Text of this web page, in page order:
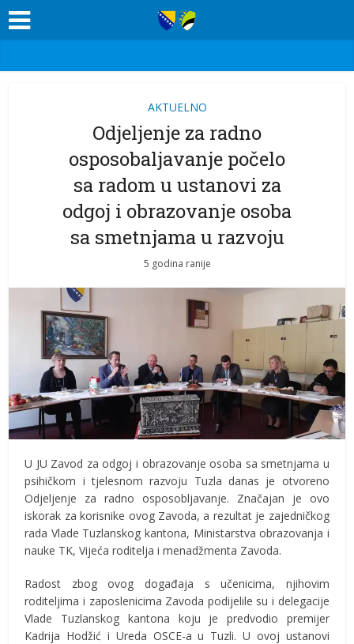
AKTUELNO
Odjeljenje za radno
osposobaljavanje počelo
sa radom u ustanovi za
odgoj i obrazovanje osoba
sa smetnjama u razvoju
5 godina ranije
U JU Zavod za odgoj i obrazovanje osoba sa smetnjama u
psihičkom i tjelesnom razvoju Tuzla danas je otvoreno
Odjeljenje za radno osposobljavanje. Značajan je ovo
iskorak za korisnike ovog Zavoda, a rezultat je zajedničkog
rada Vlade Tuzlanskog kantona, Ministarstva obrazovanja i
nauke TK, Vijeća roditelja i menadžmenta Zavoda.
Radost zbog ovog događaja s učenicima, njihovim
roditeljima i zaposlenicima Zavoda podijelile su i delegacije
Vlade Tuzlanskog kantona koju je predvodio premijer
Kadrija Hodžić i Ureda OSCE-a u Tuzli. U ovoj ustanovi